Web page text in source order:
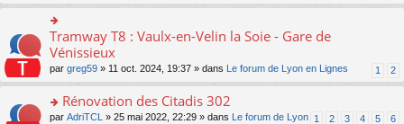
s
ult
er
le
m
e
s
s
o
n
ult
er
le
m
Tramway T8 : Vaulx-en-Velin la Soie - Gare de
Vénissieux
1 2
par greg59 » 11 oct. 2024, 19:37 » dans Le forum de Lyon en Lignes
o
Rénovation des Citadis 302
1 2 3 4 5 6
par AdriTCL » 25 mai 2022, 22:29 » dans
Le forum de Lyon